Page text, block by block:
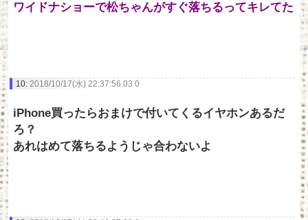
ワイドナショーで松ちゃんがすぐ落ちるってキレてた
10: 2018/10/17(水) 22:37:56.03 0
iPhone買ったらおまけで付いてくるイヤホンあるだ
ろ？
あれはめて落ちるようじゃ合わないよ